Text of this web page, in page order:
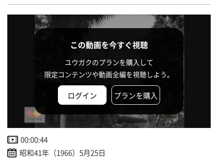
この動画を今すぐ視聴
ユウガクのプランを購入して
限定コンテンツや動画全編を視聴しよう。
ログイン プランを購入
00:00:44
昭和41年（1966）5月25日